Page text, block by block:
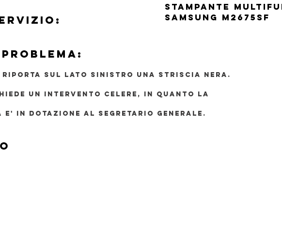
STAMPANTE
SAMSUNG M2675SF
SUL LATO SINISTRO UNA STRISCIA NERA.
UN INTERVENTO CELERE, IN QUANTO LA
E' IN DOTAZIONE AL SEGRETARIO GENERALE.